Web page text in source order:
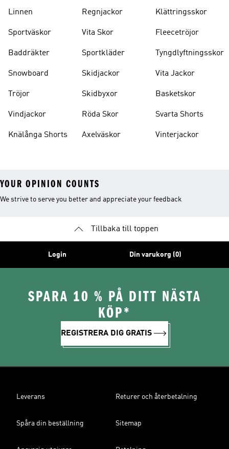
Linnen
Sportväskor
Baddräkter
Snowboard
Tröjor
Vindjackor
Knälånga Shorts
Regnjackor
Vita Skor
Sportkläder
Skidjackor
Skidbyxor
Röda Skor
Axelväskor
Klättringsskor
Fleecetröjor
Tyngdlyftningsskor
Vita Jackor
Basketskor
Svarta Shorts
Vinterjackor
YOUR OPINION COUNTS
We strive to serve you better and appreciate your feedback
Tillbaka till toppen
Login Din varukorg (0)
SPARA 10 % PÅ DITT NÄSTA
KÖP*
REGISTRERA DIG GRATIS
Leverans Returer och återbetalning
Spåra din beställning Sitemap